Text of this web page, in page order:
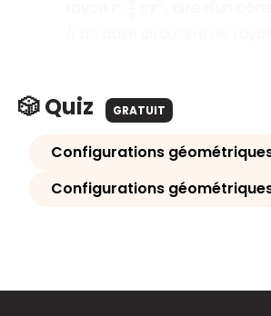
🎲 Quiz GRATUIT
Configurations
Configurations